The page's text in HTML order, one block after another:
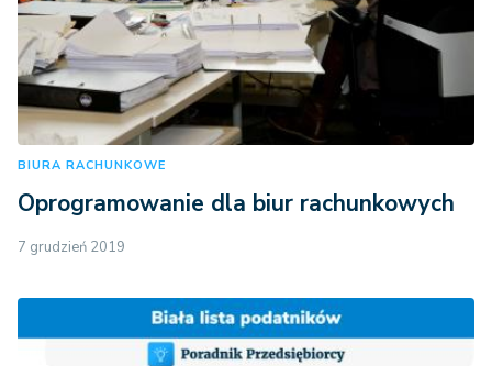
BIURA RACHUNKOWE
Oprogramowanie dla biur rachunkowych
7 grudzień 2019